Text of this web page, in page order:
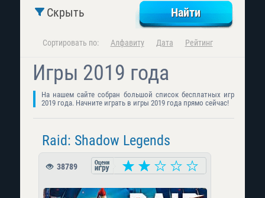
Скрыть
Сортировать по: Алфавиту Дата Рейтинг
Игры 2019 года
На нашем сайте собран большой список бесплатных игр
2019 года. Начните играть в игры 2019 года прямо сейчас!
Raid: Shadow Legends
38789